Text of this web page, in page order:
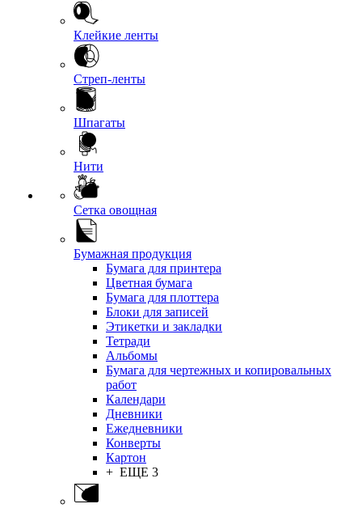
Клейкие ленты
Стреп-ленты
Шпагаты
Нити
Сетка овощная
Бумажная продукция
Бумага для принтера
Цветная бумага
Бумага для плоттера
Блоки для записей
Этикетки и закладки
Тетради
Альбомы
Бумага для чертежных и копировальных
работ
Календари
Дневники
Ежедневники
Конверты
Картон
+ ЕЩЕ 3